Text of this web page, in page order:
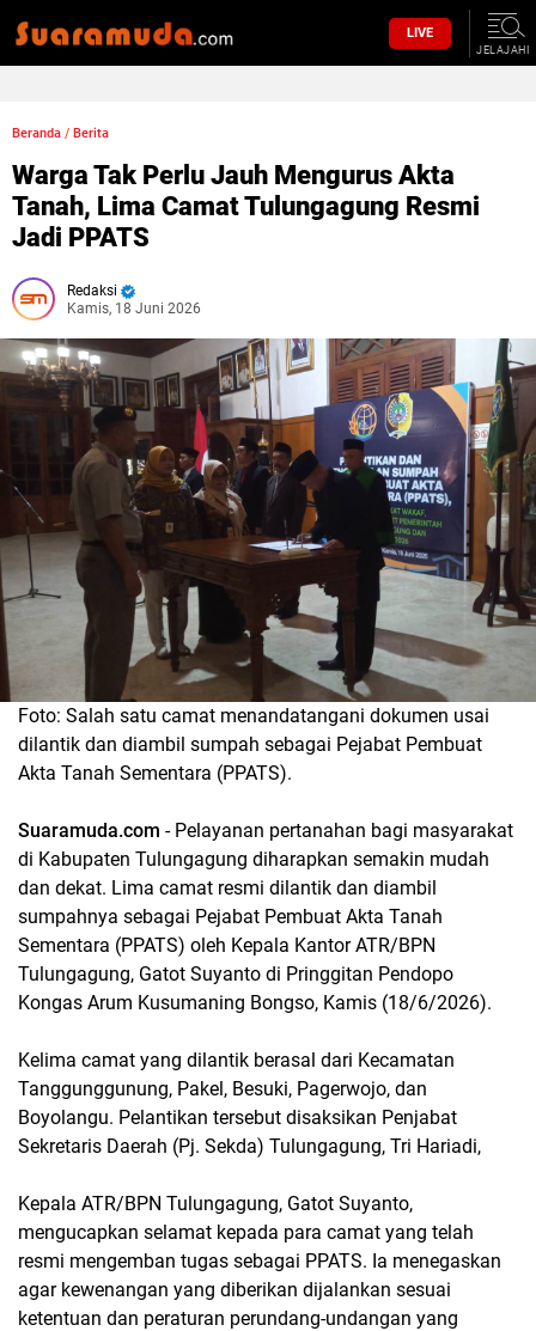
LIVE
JELAJAHI
Beranda / Berita
Warga Tak Perlu Jauh Mengurus Akta
Tanah, Lima Camat Tulungagung Resmi
Jadi PPATS
Redaksi
Kamis, 18 Juni 2026
Foto: Salah satu camat menandatangani dokumen usai
dilantik dan diambil sumpah sebagai Pejabat Pembuat
Akta Tanah Sementara (PPATS).
Suaramuda.com - Pelayanan pertanahan bagi masyarakat
di Kabupaten Tulungagung diharapkan semakin mudah
dan dekat. Lima camat resmi dilantik dan diambil
sumpahnya sebagai Pejabat Pembuat Akta Tanah
Sementara (PPATS) oleh Kepala Kantor ATR/BPN
Tulungagung, Gatot Suyanto di Pringgitan Pendopo
Kongas Arum Kusumaning Bongso, Kamis (18/6/2026).
Kelima camat yang dilantik berasal dari Kecamatan
Tanggunggunung, Pakel, Besuki, Pagerwojo, dan
Boyolangu. Pelantikan tersebut disaksikan Penjabat
Sekretaris Daerah (Pj. Sekda) Tulungagung, Tri Hariadi,
Kepala ATR/BPN Tulungagung, Gatot Suyanto,
mengucapkan selamat kepada para camat yang telah
resmi mengemban tugas sebagai PPATS. Ia menegaskan
agar kewenangan yang diberikan dijalankan sesuai
ketentuan dan peraturan perundang-undangan yang